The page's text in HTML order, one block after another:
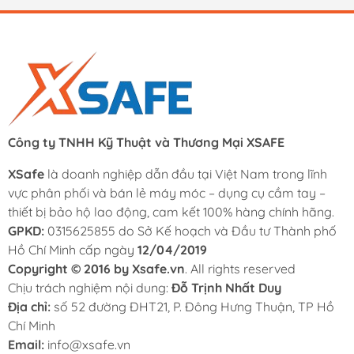
CHÍNH SÁCH BẢO HÀNH – BẢO TRÌ
SẢN PHẨM DCK VIỆT NAM
1. Quy định chung về bảo hành/bảo trì
DCK Việt Nam tiếp nhận bảo hành và bảo trì cho tất cả
sản phẩm được mua từ:
Hệ thống cửa hàng thuộc DCK Việt Nam
Website dckvn.com
Các kênh fanpage chính thức
Công ty TNHH Kỹ Thuật và Thương Mại XSAFE
XSafe là doanh nghiệp dẫn đầu tại Việt Nam trong lĩnh
vực phân phối và bán lẻ máy móc – dụng cụ cầm tay –
thiết bị bảo hộ lao động, cam kết 100% hàng chính hãng.
GPKD: 0315625855 do Sở Kế hoạch và Đầu tư Thành phố
Hồ Chí Minh cấp ngày 12/04/2019
Copyright © 2016 by Xsafe.vn. All rights reserved
Chịu trách nghiệm nội dung: Đỗ Trịnh Nhất Duy
Địa chỉ: số 52 đường ĐHT21, P. Đông Hưng Thuận, TP Hồ
Chí Minh
Email: info@xsafe.vn